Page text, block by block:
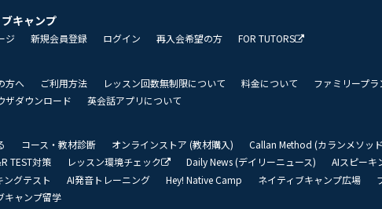
キャンプ
ジ 新規会員登録 ログイン 再入会希望の方 FOR TUTORS
方へ ご利用方法 レッスン回数無制限について 料金について
ファミリープ
ザダウンロード
英会話アプリについて
コース・教材診断 オンラインストア (教材購入)
Callan Method (カランメソッ
TEST対策
レッスン環境チェック Daily News (デイリーニュース)
AIスピーキ
ングテスト
AI発音トレーニング Hey! Native Camp ネイティブキャンプ広場
キャンプ留学